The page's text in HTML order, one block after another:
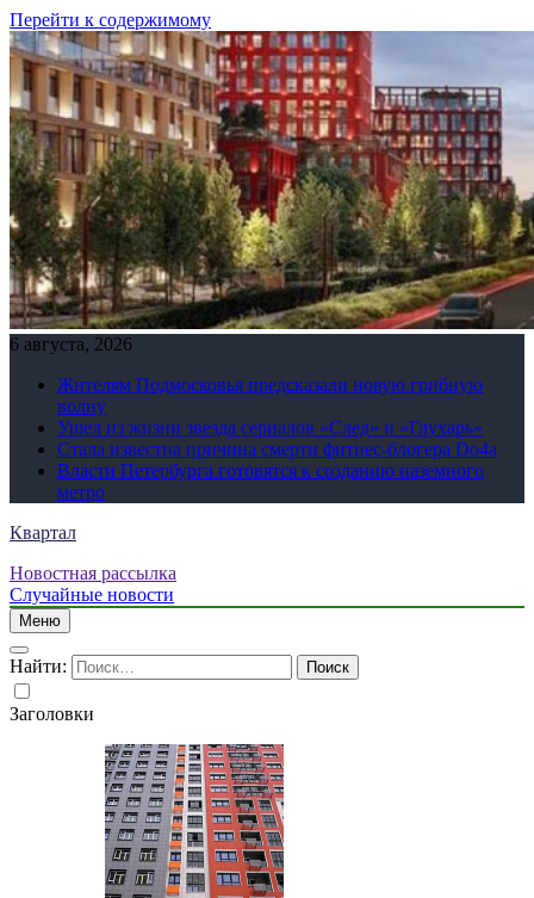
Перейти к содержимому
6 августа, 2026
Жителям Подмосковья предсказали новую грибную
волну
Ушел из жизни звезда сериалов «След» и «Глухарь»
Стала известна причина смерти фитнес-блогера Do4а
Власти Петербурга готовятся к созданию наземного
метро
Квартал
Новостная рассылка
Случайные новости
Меню
Найти:
Заголовки